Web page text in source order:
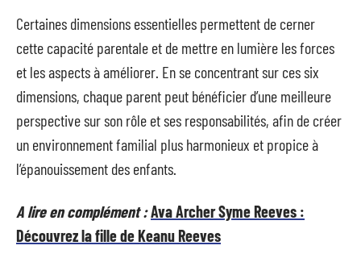
Certaines dimensions essentielles permettent de cerner
cette capacité parentale et de mettre en lumière les forces
et les aspects à améliorer. En se concentrant sur ces six
dimensions, chaque parent peut bénéficier d’une meilleure
perspective sur son rôle et ses responsabilités, afin de créer
un environnement familial plus harmonieux et propice à
l’épanouissement des enfants.
A lire en complément :Ava Archer Syme Reeves :
Découvrez la fille de Keanu Reeves